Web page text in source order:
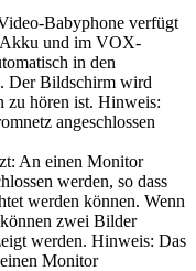
Babyphone verfügt
Akku und im VOX-
in den
Der Bildschirm wird
zu hören ist. Hinweis:
angeschlossen
An einen Monitor
werden, so dass
werden können. Wenn
zwei Bilder
werden. Hinweis: Das
Monitor